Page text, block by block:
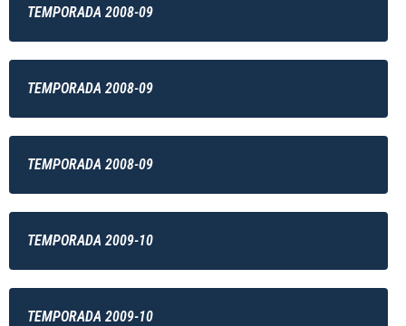
TEMPORADA 2008-09
TEMPORADA 2008-09
TEMPORADA 2008-09
TEMPORADA 2009-10
TEMPORADA 2009-10